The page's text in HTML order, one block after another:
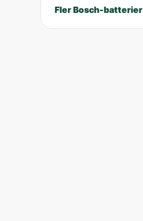
Fler Bosch-batterier